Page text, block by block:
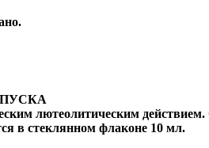
лютеолитическим
в стеклянном флаконе 10 мл.